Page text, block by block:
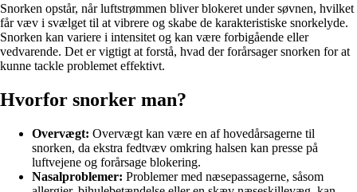
Snorken opstår, når luftstrømmen bliver blokeret under søvnen, hvilket
får væv i svælget til at vibrere og skabe de karakteristiske snorkelyde.
Snorken kan variere i intensitet og kan være forbigående eller
vedvarende. Det er vigtigt at forstå, hvad der forårsager snorken for at
kunne tackle problemet effektivt.
Hvorfor snorker man?
Overvægt: Overvægt kan være en af hovedårsagerne til
snorken, da ekstra fedtvæv omkring halsen kan presse på
luftvejene og forårsage blokering.
Nasalproblemer: Problemer med næsepassagerne, såsom